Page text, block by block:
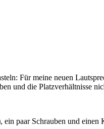
Für meine neuen
und die Platzverhältnisse
paar Schrauben und einen